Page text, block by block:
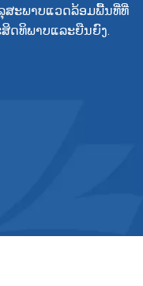
ສະພາບແວດລ້ອມພື້ນທີ່ທີ່
ດທິພາບແລະຍືນຍົງ.